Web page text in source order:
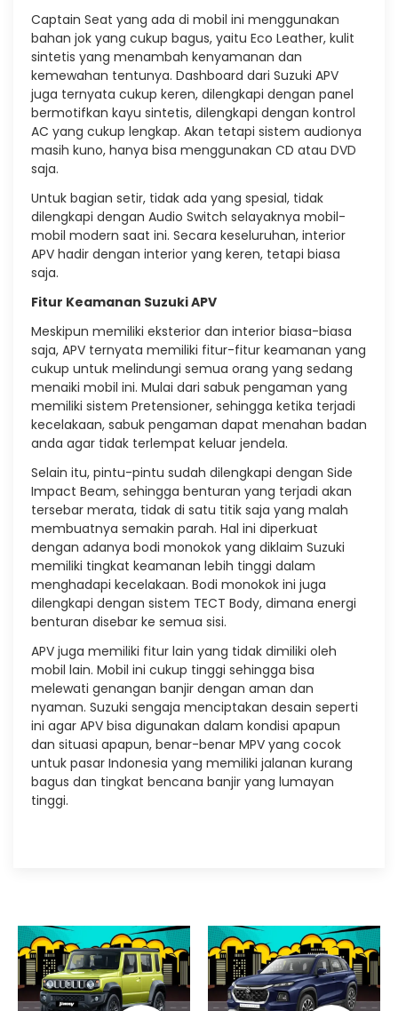
Captain Seat yang ada di mobil ini menggunakan
bahan jok yang cukup bagus, yaitu Eco Leather, kulit
sintetis yang menambah kenyamanan dan
kemewahan tentunya. Dashboard dari Suzuki APV
juga ternyata cukup keren, dilengkapi dengan panel
bermotifkan kayu sintetis, dilengkapi dengan kontrol
AC yang cukup lengkap. Akan tetapi sistem audionya
masih kuno, hanya bisa menggunakan CD atau DVD
saja.
Untuk bagian setir, tidak ada yang spesial, tidak
dilengkapi dengan Audio Switch selayaknya mobil-
mobil modern saat ini. Secara keseluruhan, interior
APV hadir dengan interior yang keren, tetapi biasa
saja.
Fitur Keamanan Suzuki APV
Meskipun memiliki eksterior dan interior biasa-biasa
saja, APV ternyata memiliki fitur-fitur keamanan yang
cukup untuk melindungi semua orang yang sedang
menaiki mobil ini. Mulai dari sabuk pengaman yang
memiliki sistem Pretensioner, sehingga ketika terjadi
kecelakaan, sabuk pengaman dapat menahan badan
anda agar tidak terlempat keluar jendela.
Selain itu, pintu-pintu sudah dilengkapi dengan Side
Impact Beam, sehingga benturan yang terjadi akan
tersebar merata, tidak di satu titik saja yang malah
membuatnya semakin parah. Hal ini diperkuat
dengan adanya bodi monokok yang diklaim Suzuki
memiliki tingkat keamanan lebih tinggi dalam
menghadapi kecelakaan. Bodi monokok ini juga
dilengkapi dengan sistem TECT Body, dimana energi
benturan disebar ke semua sisi.
APV juga memiliki fitur lain yang tidak dimiliki oleh
mobil lain. Mobil ini cukup tinggi sehingga bisa
melewati genangan banjir dengan aman dan
nyaman. Suzuki sengaja menciptakan desain seperti
ini agar APV bisa digunakan dalam kondisi apapun
dan situasi apapun, benar-benar MPV yang cocok
untuk pasar Indonesia yang memiliki jalanan kurang
bagus dan tingkat bencana banjir yang lumayan
tinggi.